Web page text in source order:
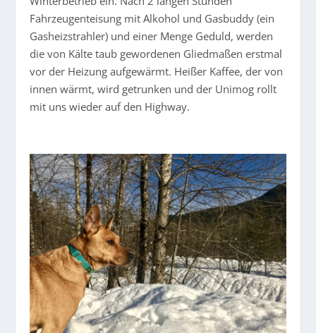
Fahrzeugenteisung mit Alkohol und Gasbuddy (ein
Gasheizstrahler) und einer Menge Geduld, werden
die von Kälte taub gewordenen Gliedmaßen erstmal
vor der Heizung aufgewärmt. Heißer Kaffee, der von
innen wärmt, wird getrunken und der Unimog rollt
mit uns wieder auf den Highway.